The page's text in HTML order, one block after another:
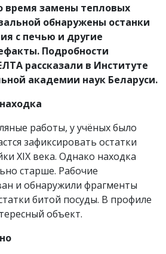
время замены тепловых
обнаружены останки
с печью и другие
Подробности
рассказали в Институте
академии наук Беларуси.
работы, у учёных было
зафиксировать остатки
XIX века. Однако находка
старше. Рабочие
и обнаружили фрагменты
битой посуды. В профиле
объект.